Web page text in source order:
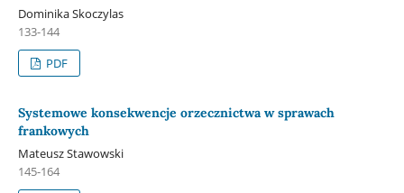
Dominika Skoczylas
133-144
PDF
Systemowe konsekwencje orzecznictwa w sprawach
frankowych
Mateusz Stawowski
145-164